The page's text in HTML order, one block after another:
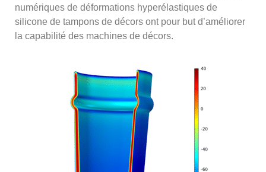
numériques de déformations hyperélastiques de
silicone de tampons de décors ont pour but d’améliorer
la capabilité des machines de décors.